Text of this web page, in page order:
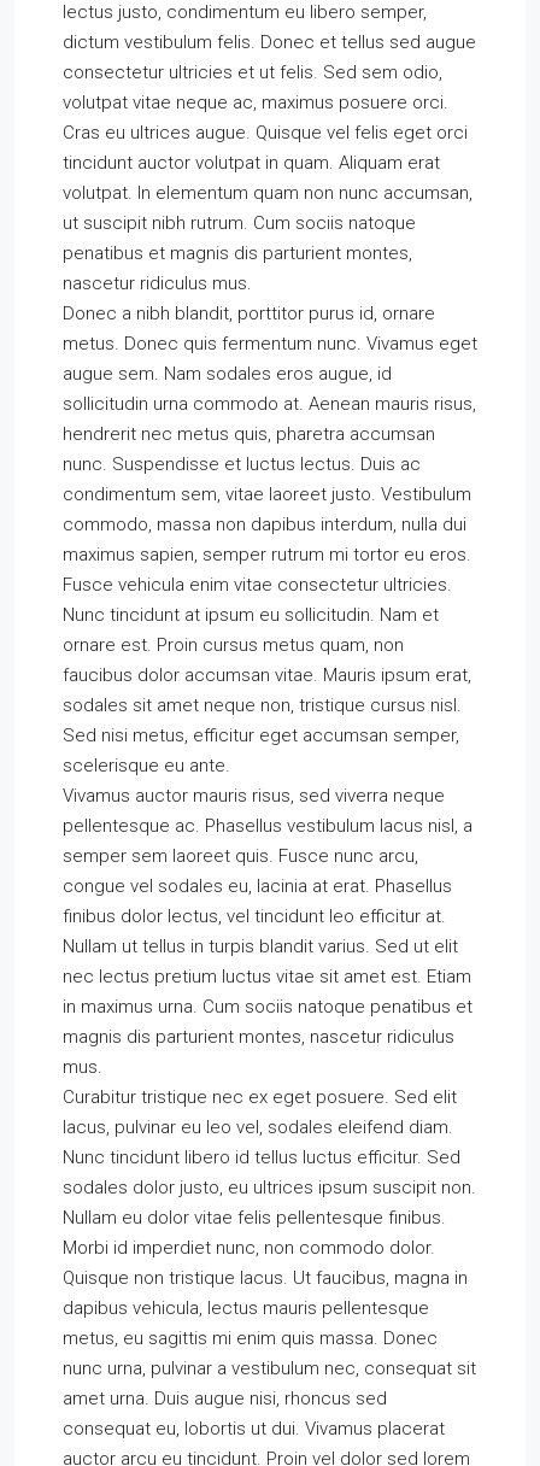
lectus justo, condimentum eu libero semper,
dictum vestibulum felis. Donec et tellus sed augue
consectetur ultricies et ut felis. Sed sem odio,
volutpat vitae neque ac, maximus posuere orci.
Cras eu ultrices augue. Quisque vel felis eget orci
tincidunt auctor volutpat in quam. Aliquam erat
volutpat. In elementum quam non nunc accumsan,
ut suscipit nibh rutrum. Cum sociis natoque
penatibus et magnis dis parturient montes,
nascetur ridiculus mus.
Donec a nibh blandit, porttitor purus id, ornare
metus. Donec quis fermentum nunc. Vivamus eget
augue sem. Nam sodales eros augue, id
sollicitudin urna commodo at. Aenean mauris risus,
hendrerit nec metus quis, pharetra accumsan
nunc. Suspendisse et luctus lectus. Duis ac
condimentum sem, vitae laoreet justo. Vestibulum
commodo, massa non dapibus interdum, nulla dui
maximus sapien, semper rutrum mi tortor eu eros.
Fusce vehicula enim vitae consectetur ultricies.
Nunc tincidunt at ipsum eu sollicitudin. Nam et
ornare est. Proin cursus metus quam, non
faucibus dolor accumsan vitae. Mauris ipsum erat,
sodales sit amet neque non, tristique cursus nisl.
Sed nisi metus, efficitur eget accumsan semper,
scelerisque eu ante.
Vivamus auctor mauris risus, sed viverra neque
pellentesque ac. Phasellus vestibulum lacus nisl, a
semper sem laoreet quis. Fusce nunc arcu,
congue vel sodales eu, lacinia at erat. Phasellus
finibus dolor lectus, vel tincidunt leo efficitur at.
Nullam ut tellus in turpis blandit varius. Sed ut elit
nec lectus pretium luctus vitae sit amet est. Etiam
in maximus urna. Cum sociis natoque penatibus et
magnis dis parturient montes, nascetur ridiculus
mus.
Curabitur tristique nec ex eget posuere. Sed elit
lacus, pulvinar eu leo vel, sodales eleifend diam.
Nunc tincidunt libero id tellus luctus efficitur. Sed
sodales dolor justo, eu ultrices ipsum suscipit non.
Nullam eu dolor vitae felis pellentesque finibus.
Morbi id imperdiet nunc, non commodo dolor.
Quisque non tristique lacus. Ut faucibus, magna in
dapibus vehicula, lectus mauris pellentesque
metus, eu sagittis mi enim quis massa. Donec
nunc urna, pulvinar a vestibulum nec, consequat sit
amet urna. Duis augue nisi, rhoncus sed
consequat eu, lobortis ut dui. Vivamus placerat
auctor arcu eu tincidunt. Proin vel dolor sed lorem